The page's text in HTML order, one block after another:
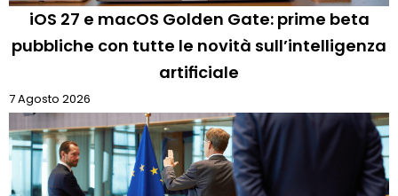
iOS 27 e macOS Golden Gate: prime beta
pubbliche con tutte le novità sull’intelligenza
artificiale
7 Agosto 2026